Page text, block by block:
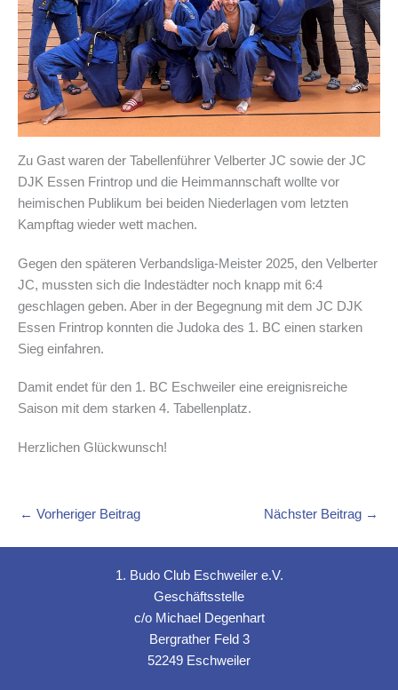
Zu Gast waren der Tabellenführer Velberter JC sowie der JC
DJK Essen Frintrop und die Heimmannschaft wollte vor
heimischen Publikum bei beiden Niederlagen vom letzten
Kampftag wieder wett machen.
Gegen den späteren Verbandsliga-Meister 2025, den Velberter
JC, mussten sich die Indestädter noch knapp mit 6:4
geschlagen geben. Aber in der Begegnung mit dem JC DJK
Essen Frintrop konnten die Judoka des 1. BC einen starken
Sieg einfahren.
Damit endet für den 1. BC Eschweiler eine ereignisreiche
Saison mit dem starken 4. Tabellenplatz.
Herzlichen Glückwunsch!
← Vorheriger Beitrag Nächster Beitrag →
1. Budo Club Eschweiler e.V.
Geschäftsstelle
c/o Michael Degenhart
Bergrather Feld 3
52249 Eschweiler